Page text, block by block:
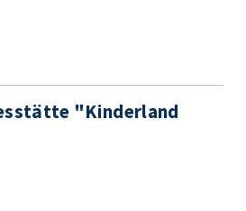
"Kinderland